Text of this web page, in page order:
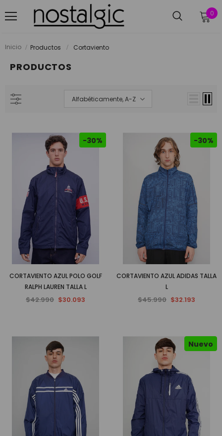
0
Inicio Productos Cortaviento
PRODUCTOS
Alfabéticamente, A-Z
-30%
CORTAVIENTO AZUL POLO GOLF
RALPH LAUREN TALLA L
$42.990 $30.093
-30%
CORTAVIENTO AZUL ADIDAS TALLA
L
$45.990 $32.193
Nuevo